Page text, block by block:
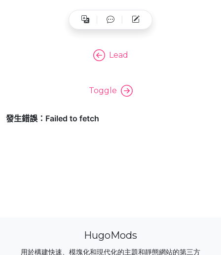
Lead
Toggle
HugoMods
用於構建快速、模塊化和現代化的主題和靜態網站的第三方